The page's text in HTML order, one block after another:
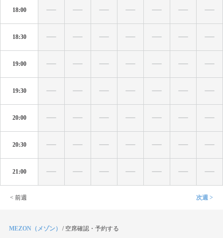
18:00
18:30
19:00
19:30
20:00
20:30
21:00
< 前週 次週 >
MEZON（メゾン） / 空席確認・予約する